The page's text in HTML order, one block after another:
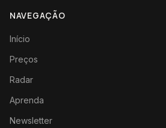
NAVEGAÇÃO
Início
Preços
Radar
Aprenda
Newsletter